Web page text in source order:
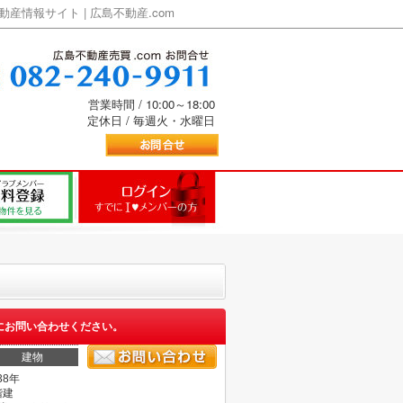
産情報サイト | 広島不動産.com
営業時間 / 10:00～18:00
定休日 / 毎週火・水曜日
問い合わせください。
建物
年
建